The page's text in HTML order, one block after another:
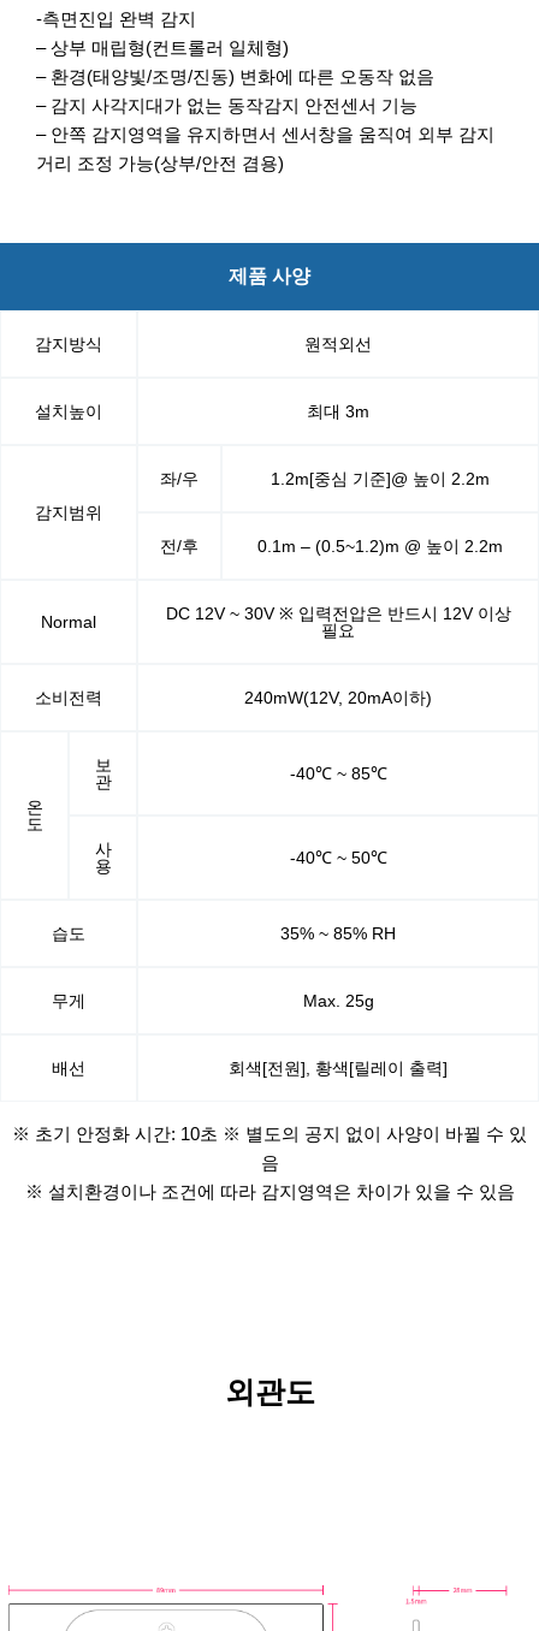
-측면진입 완벽 감지
– 상부 매립형(컨트롤러 일체형)
– 환경(태양빛/조명/진동) 변화에 따른 오동작 없음
– 감지 사각지대가 없는 동작감지 안전센서 기능
– 안쪽 감지영역을 유지하면서 센서창을 움직여 외부 감지
거리 조정 가능(상부/안전 겸용)
제품 사양
감지방식 원적외선
설치높이 최대 3m
감지범위
좌/우 1.2m[중심 기준]@ 높이 2.2m
전/후 0.1m – (0.5~1.2)m @ 높이 2.2m
Normal
DC 12V ~ 30V ※ 입력전압은 반드시 12V 이상
필요
소비전력 240mW(12V, 20mA이하)
온
도
보
관
-40℃ ~ 85℃
사
용
-40℃ ~ 50℃
습도 35% ~ 85% RH
무게 Max. 25g
배선 회색[전원], 황색[릴레이 출력]
※ 초기 안정화 시간: 10초 ※ 별도의 공지 없이 사양이 바뀔 수 있
음
※ 설치환경이나 조건에 따라 감지영역은 차이가 있을 수 있음
외관도